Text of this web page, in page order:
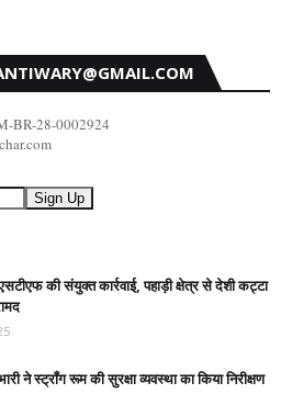
BR-28-0002924
की संयुक्त कार्रवाई, पहाड़ी क्षेत्र से देशी कट्टा
ने स्ट्रॉंग रूम की सुरक्षा व्यवस्था का किया निरीक्षण